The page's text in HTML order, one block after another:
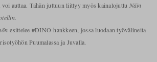
auttaa. Tähän juttuun liittyy myös kainalojuttu Näin
esittelee #DINO-hankkeen, jossa luodaan työvälineita
Puumalassa ja Juvalla.